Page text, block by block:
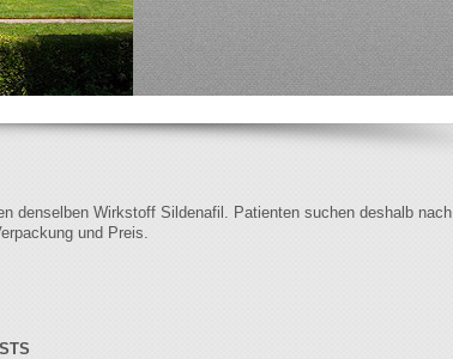
denselben Wirkstoff Sildenafil. Patienten suchen deshalb nach
und Preis.